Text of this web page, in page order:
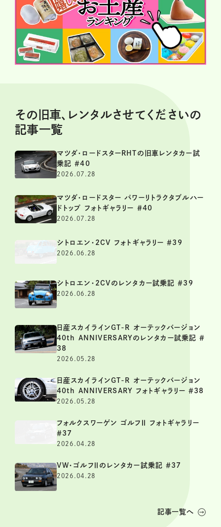
その旧車、レンタルさせてくださいの
記事一覧
マツダ・ロードスターRHTの旧車レンタカー試
乗記 ＃40
2026.07.28
マツダ・ロードスター パワーリトラクタブルハー
ドトップ フォトギャラリー ＃40
2026.07.28
シトロエン・2CV フォトギャラリー ＃39
2026.06.28
シトロエン・2CVのレンタカー試乗記 ＃39
2026.06.28
日産スカイラインGT-R オーテックバージョン
40th ANNIVERSARYのレンタカー試乗記 ＃
38
2026.05.28
日産スカイラインGT-R オーテックバージョン
40th ANNIVERSARY フォトギャラリー ＃38
2026.05.28
フォルクスワーゲン ゴルフⅡ フォトギャラリー
＃37
2026.04.28
VW・ゴルフⅡのレンタカー試乗記 ＃37
2026.04.28
記事一覧へ